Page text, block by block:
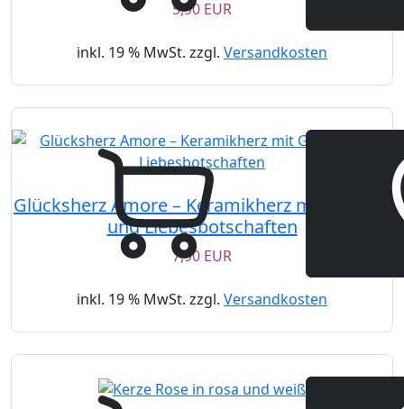
5,90 EUR
inkl. 19 % MwSt. zzgl. Versandkosten
Glücksherz Amore – Keramikherz mit Glücks-
und Liebesbotschaften
7,90 EUR
inkl. 19 % MwSt. zzgl. Versandkosten